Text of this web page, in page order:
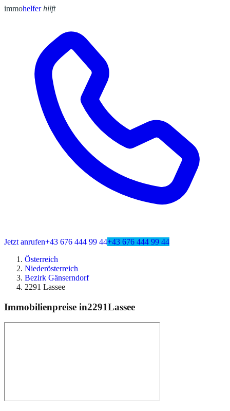
immohelfer hilft
Jetzt anrufen+43 676 444 99 44+43 676 444 99 44
Österreich
Niederösterreich
Bezirk Gänserndorf
2291 Lassee
Immobilienpreise in2291Lassee